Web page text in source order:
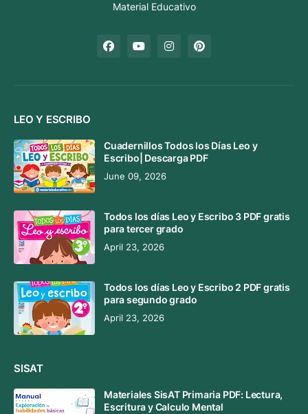
Material Educativo
LEO Y ESCRIBO
Cuadernillos Todos los Días Leo y
Escribo| Descarga PDF
June 09, 2026
Todos los días Leo y Escribo 3 PDF gratis
para tercer grado
April 23, 2026
Todos los días Leo y Escribo 2 PDF gratis
para segundo grado
April 23, 2026
SISAT
Materiales SisAT Primaria PDF: Lectura,
Escritura y Calculo Mental